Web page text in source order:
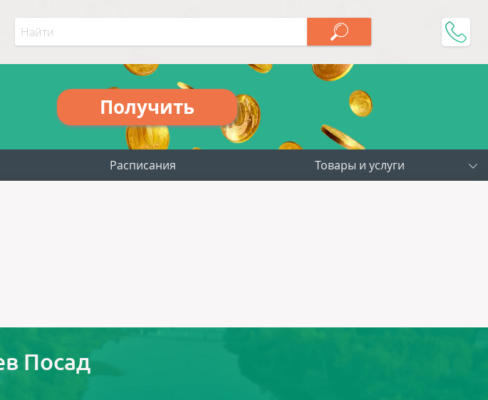
Получить
Расписания Товары и услуги
Посад